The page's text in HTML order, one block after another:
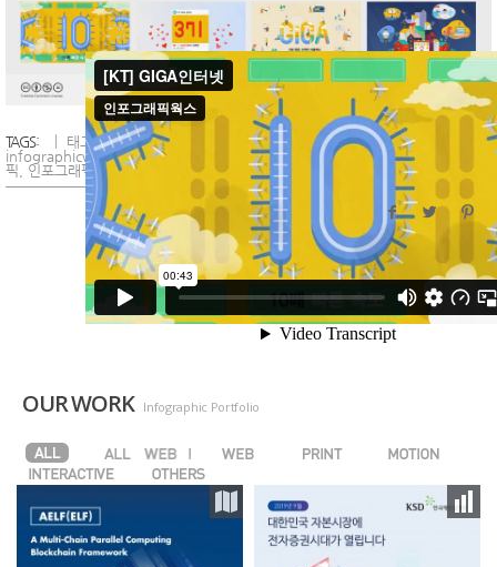
TAGS: 태그:design,GIGA인터넷 graphic, infographic,
infographicworks,KT,motion 그래픽,디자인 , 모션, 모션그래픽,
픽
인포그래픽웍스
OUR WORK Infographic Portfolio